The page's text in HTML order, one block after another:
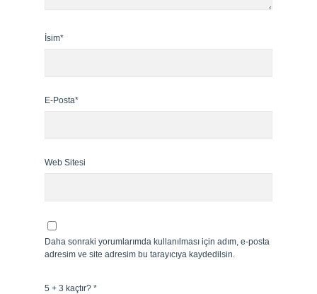
İsim*
E-Posta*
Web Sitesi
Daha sonraki yorumlarımda kullanılması için adım, e-posta
adresim ve site adresim bu tarayıcıya kaydedilsin.
5 + 3 kaçtır? *